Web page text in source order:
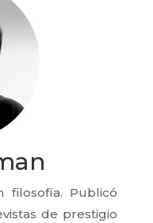
filosofía. Publicó
de prestigio